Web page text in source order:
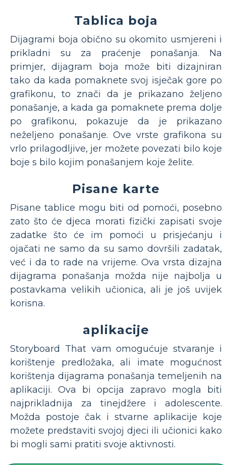
Tablica boja
Dijagrami boja obično su okomito usmjereni i
prikladni su za praćenje ponašanja. Na
primjer, dijagram boja može biti dizajniran
tako da kada pomaknete svoj isječak gore po
grafikonu, to znači da je prikazano željeno
ponašanje, a kada ga pomaknete prema dolje
po grafikonu, pokazuje da je prikazano
neželjeno ponašanje. Ove vrste grafikona su
vrlo prilagodljive, jer možete povezati bilo koje
boje s bilo kojim ponašanjem koje želite.
Pisane karte
Pisane tablice mogu biti od pomoći, posebno
zato što će djeca morati fizički zapisati svoje
zadatke što će im pomoći u prisjećanju i
ojačati ne samo da su samo dovršili zadatak,
već i da to rade na vrijeme. Ova vrsta dizajna
dijagrama ponašanja možda nije najbolja u
postavkama velikih učionica, ali je još uvijek
korisna.
aplikacije
Storyboard That vam omogućuje stvaranje i
korištenje predložaka, ali imate mogućnost
korištenja dijagrama ponašanja temeljenih na
aplikaciji. Ova bi opcija zapravo mogla biti
najprikladnija za tinejdžere i adolescente.
Možda postoje čak i stvarne aplikacije koje
možete predstaviti svojoj djeci ili učionici kako
bi mogli sami pratiti svoje aktivnosti.